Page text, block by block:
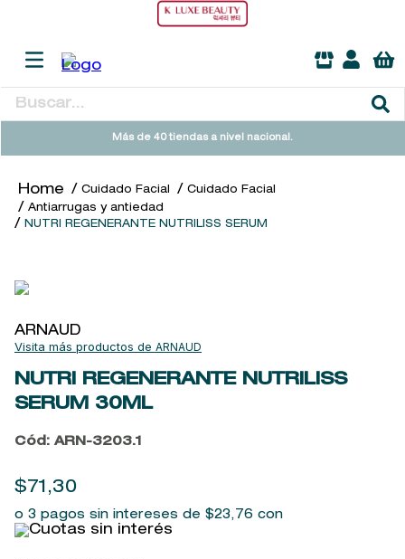
Buscar...
Más de 40 tiendas a nivel nacional.
Cuidado Facial
Cuidado Facial
Antiarrugas y antiedad
NUTRI REGENERANTE NUTRILISS SERUM
ARNAUD
ARNAUD
NUTRI REGENERANTE NUTRILISS
SERUM 30ML
Cód : ARN-3203.1
$ 71 ,30
o 3 pagos sin intereses de $23, 76 con
TÉRMINOS MÁS BUSCADOS
2.
sol ipanema
.
cleanance
5.
6.
woods of windsor
7.
kool beauty serum
8 .
retrinal